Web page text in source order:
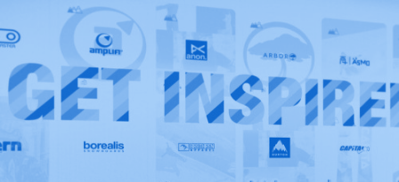
SHOPS 1ST TRY soddisfa già le linee guida per il certificato
austriaco "Green Meeting". La collaborazione con Kleen-
Tex rende poi l'evento una delle fiere più rispettose
dell'ambiente nel settore degli articoli sportivi.